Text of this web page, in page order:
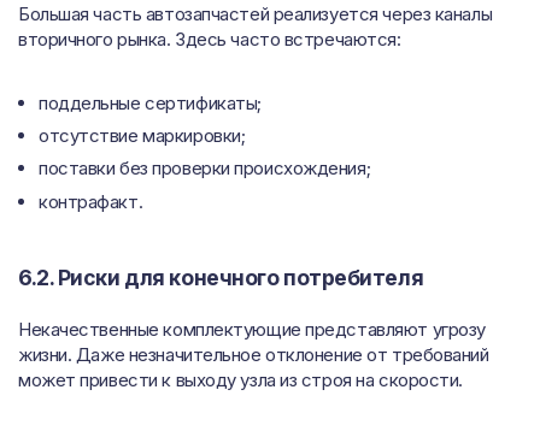
Большая часть автозапчастей реализуется через каналы
вторичного рынка. Здесь часто встречаются:
поддельные сертификаты;
отсутствие маркировки;
поставки без проверки происхождения;
контрафакт.
6.2. Риски для конечного потребителя
Некачественные комплектующие представляют угрозу
жизни. Даже незначительное отклонение от требований
может привести к выходу узла из строя на скорости.